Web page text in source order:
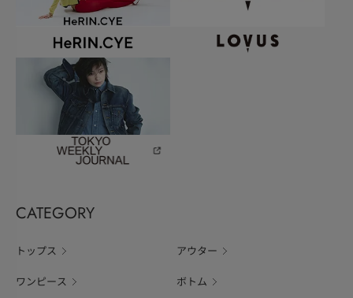
CATEGORY
トップス アウター
ワンピース ボトム